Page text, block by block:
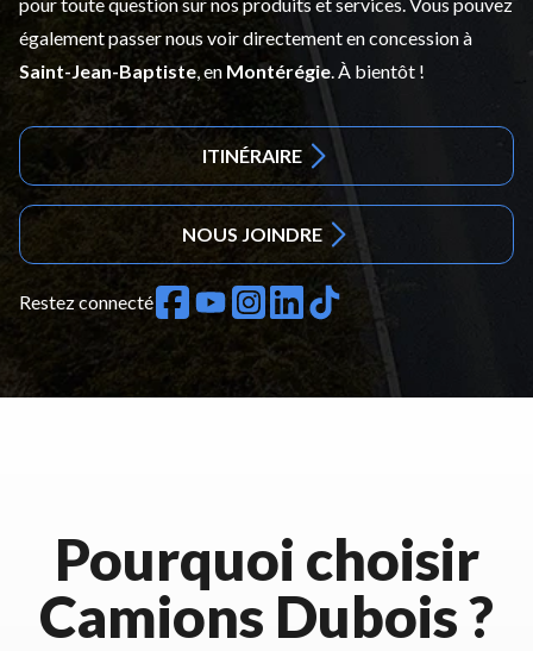
également passer nous voir directement en concession à
Saint-Jean-Baptiste , en Montérégie . À bientôt !
ITINÉRAIRE
NOUS JOINDRE
Restez connecté
Pourquoi choisir
Camions Dubois ?